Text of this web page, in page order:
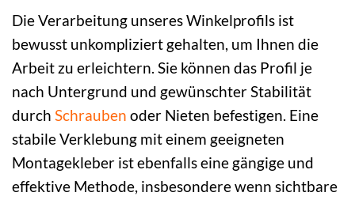
Die Verarbeitung unseres Winkelprofils ist
bewusst unkompliziert gehalten, um Ihnen die
Arbeit zu erleichtern. Sie können das Profil je
nach Untergrund und gewünschter Stabilität
durch Schrauben oder Nieten befestigen. Eine
stabile Verklebung mit einem geeigneten
Montagekleber ist ebenfalls eine gängige und
effektive Methode, insbesondere wenn sichtbare